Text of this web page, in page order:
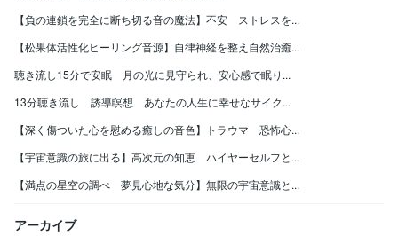
【負の連鎖を完全に断ち切る音の魔法】不安 ストレスを...
【松果体活性化ヒーリング音源】自律神経を整え自然治癒...
聴き流し15分で安眠 月の光に見守られ、安心感で眠り...
13分聴き流し 誘導瞑想 あなたの人生に幸せなサイク...
【深く傷ついた心を慰める癒しの音色】トラウマ 恐怖心...
【宇宙意識の旅に出る】高次元の知恵 ハイヤーセルフと...
【満点の星空の調べ 夢見心地な気分】無限の宇宙意識と...
アーカイブ